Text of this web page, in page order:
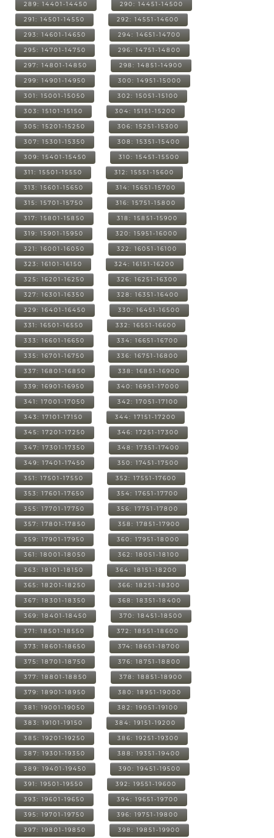
289: 14401-14450 290: 14451-14500
291: 14501-14550 292: 14551-14600
293: 14601-14650 294: 14651-14700
295: 14701-14750 296: 14751-14800
297: 14801-14850 298: 14851-14900
299: 14901-14950 300: 14951-15000
301: 15001-15050 302: 15051-15100
303: 15101-15150 304: 15151-15200
305: 15201-15250 306: 15251-15300
307: 15301-15350 308: 15351-15400
309: 15401-15450 310: 15451-15500
311: 15501-15550 312: 15551-15600
313: 15601-15650 314: 15651-15700
315: 15701-15750 316: 15751-15800
317: 15801-15850 318: 15851-15900
319: 15901-15950 320: 15951-16000
321: 16001-16050 322: 16051-16100
323: 16101-16150 324: 16151-16200
325: 16201-16250 326: 16251-16300
327: 16301-16350 328: 16351-16400
329: 16401-16450 330: 16451-16500
331: 16501-16550 332: 16551-16600
333: 16601-16650 334: 16651-16700
335: 16701-16750 336: 16751-16800
337: 16801-16850 338: 16851-16900
339: 16901-16950 340: 16951-17000
341: 17001-17050 342: 17051-17100
343: 17101-17150 344: 17151-17200
345: 17201-17250 346: 17251-17300
347: 17301-17350 348: 17351-17400
349: 17401-17450 350: 17451-17500
351: 17501-17550 352: 17551-17600
353: 17601-17650 354: 17651-17700
355: 17701-17750 356: 17751-17800
357: 17801-17850 358: 17851-17900
359: 17901-17950 360: 17951-18000
361: 18001-18050 362: 18051-18100
363: 18101-18150 364: 18151-18200
365: 18201-18250 366: 18251-18300
367: 18301-18350 368: 18351-18400
369: 18401-18450 370: 18451-18500
371: 18501-18550 372: 18551-18600
373: 18601-18650 374: 18651-18700
375: 18701-18750 376: 18751-18800
377: 18801-18850 378: 18851-18900
379: 18901-18950 380: 18951-19000
381: 19001-19050 382: 19051-19100
383: 19101-19150 384: 19151-19200
385: 19201-19250 386: 19251-19300
387: 19301-19350 388: 19351-19400
389: 19401-19450 390: 19451-19500
391: 19501-19550 392: 19551-19600
393: 19601-19650 394: 19651-19700
395: 19701-19750 396: 19751-19800
397: 19801-19850 398: 19851-19900